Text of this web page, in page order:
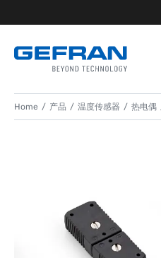
Home 产品 温度传感器 热电偶